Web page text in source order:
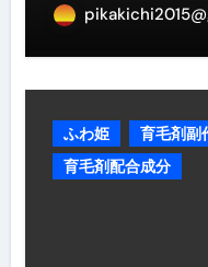
ふわ姫 育毛剤副
育毛剤配合成分